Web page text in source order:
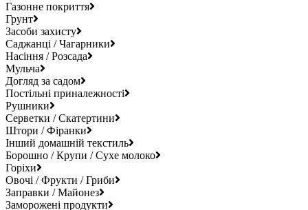
Газонне покриття
Грунт
Засоби захисту
Саджанці / Чагарники
Насіння / Розсада
Мульча
Догляд за садом
Постільні приналежності
Рушники
Серветки / Скатертини
Штори / Фіранки
Інший домашній текстиль
Борошно / Крупи / Сухе молоко
Горіхи
Овочі / Фрукти / Гриби
Заправки / Майонез
Заморожені продукти